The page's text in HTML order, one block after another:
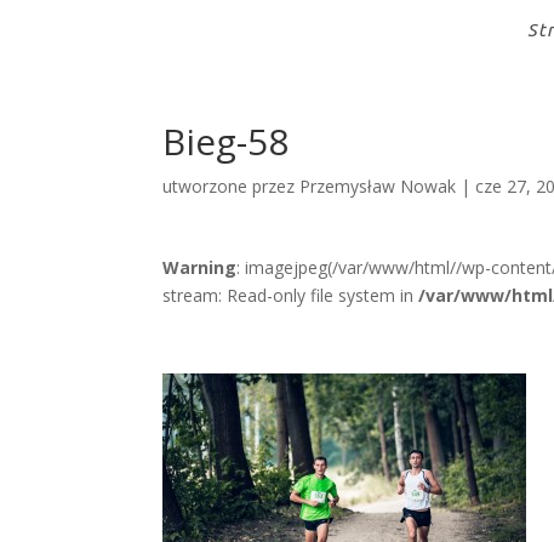
Bieg-58
utworzone przez Przemysław Nowak | cze 27,
Warning: imagejpeg(/var/www/html//wp-
stream: Read-only file system in/var/www/